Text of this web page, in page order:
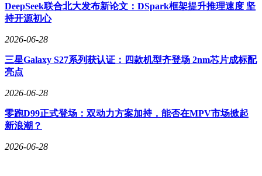
DeepSeek联合北大发布新论文：DSpark框架提升推理速度 坚
持开源初心
2026-06-28
三星Galaxy S27系列获认证：四款机型齐登场 2nm芯片成标配
亮点
2026-06-28
零跑D99正式登场：双动力方案加持，能否在MPV市场掀起
新浪潮？
2026-06-28